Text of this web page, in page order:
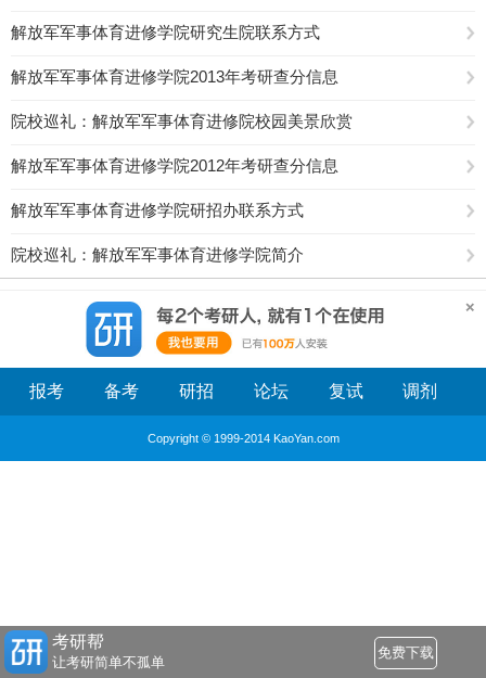
解放军军事体育进修学院研究生院联系方式
解放军军事体育进修学院2013年考研查分信息
院校巡礼：解放军军事体育进修院校园美景欣赏
解放军军事体育进修学院2012年考研查分信息
解放军军事体育进修学院研招办联系方式
院校巡礼：解放军军事体育进修学院简介
报考 备考 研招 论坛 复试 调剂
Copyright © 1999-2014 KaoYan.com
考研帮
让考研简单不孤单
免费下载